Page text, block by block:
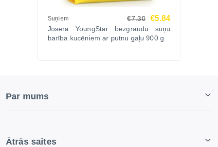
Suņiem €7.30 €5.84
Josera YoungStar bezgraudu suņu
barība kucēniem ar putnu gaļu 900 g
Par mums
Ātrās saites